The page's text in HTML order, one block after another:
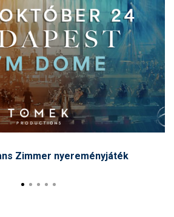
Zimmer nyereményjáték